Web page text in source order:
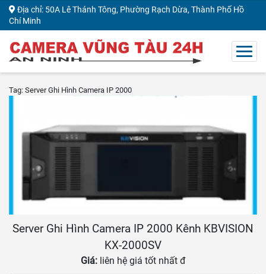
Địa chỉ: 50A Lê Thánh Tông, Phường Rạch Dừa, Thành Phố Hồ
Chí Minh
Tag: Server Ghi Hình Camera IP 2000
Server Ghi Hình Camera IP 2000 Kênh KBVISION
KX-2000SV
Giá: liên hệ giá tốt nhất đ